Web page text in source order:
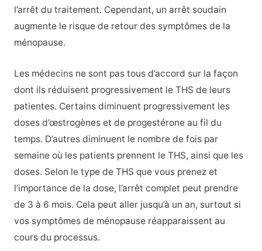
l’arrêt du traitement. Cependant, un arrêt soudain
augmente le risque de retour des symptômes de la
ménopause.
Les médecins ne sont pas tous d’accord sur la façon
dont ils réduisent progressivement le THS de leurs
patientes. Certains diminuent progressivement les
doses d’œstrogènes et de progestérone au fil du
temps. D’autres diminuent le nombre de fois par
semaine où les patients prennent le THS, ainsi que les
doses. Selon le type de THS que vous prenez et
l’importance de la dose, l’arrêt complet peut prendre
de 3 à 6 mois. Cela peut aller jusqu’à un an, surtout si
vos symptômes de ménopause réapparaissent au
cours du processus.